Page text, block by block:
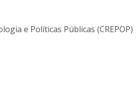
e Políticas Públicas (CREPOP)